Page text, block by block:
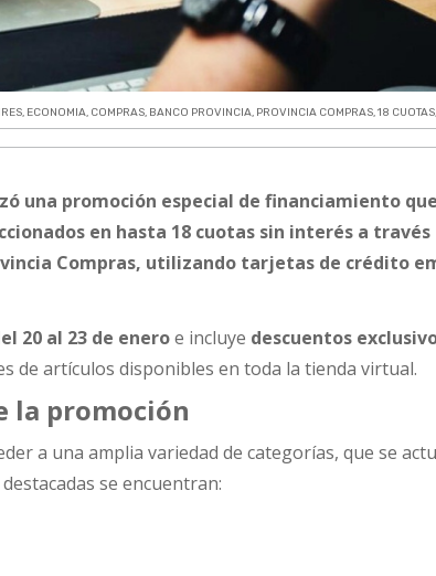
, ECONOMIA, COMPRAS, BANCO PROVINCIA, PROVINCIA COMPRAS,18 CUOTAS
una promoción especial de financiamiento
en hasta 18 cuotas sin interés a través
Compras, utilizando tarjetas de crédito
20 al 23 de eneroe incluye descuentos
de artículos disponibles en toda la tienda virtual.
la promoción
a una amplia variedad de categorías, que se
se encuentran: